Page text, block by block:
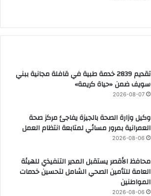
تقديم 2839 خدمة طبية في قافلة مجانية ببني
سويف ضمن «حياة كريمة»
2026-08-07
وكيل وزارة الصحة بالجيزة يفاجئ مركز صحة
العمرانية بمرور مسائي لمتابعة انتظام العمل
2026-08-06
محافظ الأقصر يستقبل المدير التنفيذي للهيئة
العامة للتأمين الصحي الشامل لتحسين خدمات
المواطنين
2026-08-06